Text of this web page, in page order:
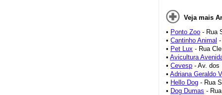
Veja mais
• Ponto Zoo - Rua
• Cantinho Animal
• Pet Lux - Rua
• Avicultura
• Cevesp - Av. dos
• Adriana Geraldo
• Hello Dog - Rua
• Dog Dumas -